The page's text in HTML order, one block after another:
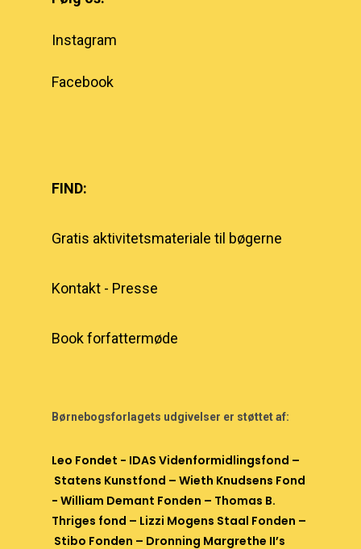
Instagram
Facebook
FIND:
Gratis aktivitetsmateriale til bøgerne
Kontakt - Presse
Book forfattermøde
Børnebogsforlagets udgivelser er støttet af:
Leo Fondet - IDAS Videnformidlingsfond –
Statens Kunstfond – Wieth Knudsens Fond
- William Demant Fonden – Thomas B.
Thriges fond – Lizzi Mogens Staal Fonden –
Stibo Fonden – Dronning Margrethe II’s